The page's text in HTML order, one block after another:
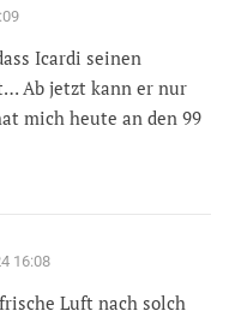
Icardi seinen
Ab jetzt kann er nur
mich heute an den 99
16:08
Luft nach solch